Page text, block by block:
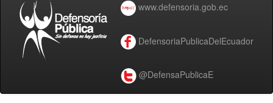
www.defensoria.gob.ec
DefensoriaPublicaDelEcuador
@DefensaPublicaE